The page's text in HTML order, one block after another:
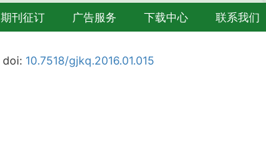
期刊征订 广告服务 下载中心 联系我们
doi: 10.7518/gjkq.2016.01.015